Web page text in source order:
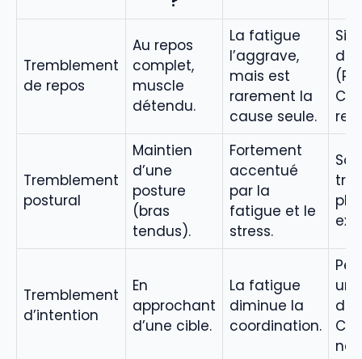
Tremblement
de repos
Au repos
complet,
muscle
détendu.
La fatigue
l’aggrave,
mais est
rarement la
cause seule.
de
Tremblement
postural
Maintien
d’une
posture
(bras
tendus).
Fortement
accentué
par la
fatigue et le
stress.
Tremblement
d’intention
En
approchant
d’une cible.
La fatigue
diminue la
coordination.
du